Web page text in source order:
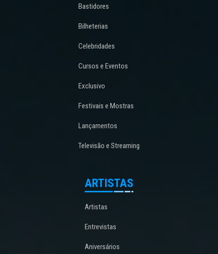
Bastidores
Bilheterias
Celebridades
Cursos e Eventos
Exclusivo
Festivais e Mostras
Lançamentos
Televisão e Streaming
ARTISTAS
Artistas
Entrevistas
Aniversários